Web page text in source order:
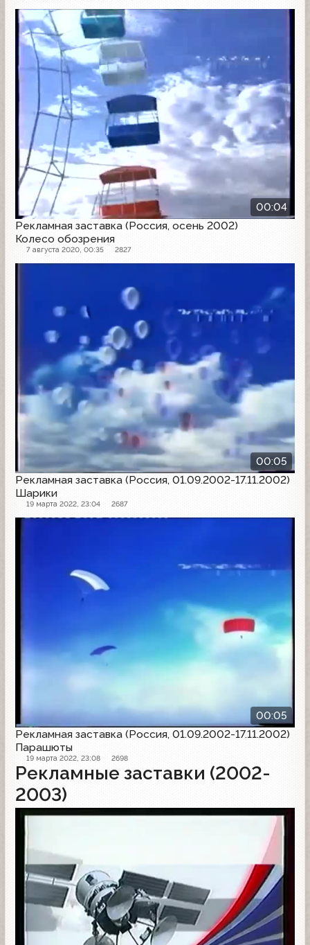
00:04
Рекламная заставка (Россия, осень 2002)
Колесо обозрения
7 августа 2020, 00:35 2827
Рекламная заставка
00:05
Рекламная заставка (Россия, 01.09.2002-17.11.2002)
Шарики
19 марта 2022, 23:04 2687
00:05
Рекламная заставка (Россия, 01.09.2002-17.11.2002)
Парашюты
19 марта 2022, 23:08 2698
Рекламные заставки (2002-
2003)
Рекламная заставка